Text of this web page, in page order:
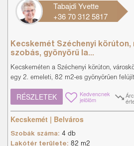
Tabajdi Yvette
+36 70 312 5817
Kecskemét Széchenyi körúton,
szobás, gyönyörű la...
Kecskeméten a Széchenyi körúton,
egy 2. emeleti, 82 m2-es gyönyörűen
RÉSZLETEK Kedvencnek
jelölöm
Kecskemét | Belváros
Szobák száma: 4 db
Lakótér területe: 82 m2